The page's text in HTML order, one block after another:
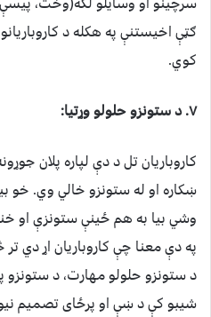
ګټې اخیستنې په هکله د
کوي.
۷. د ستونزو حلولو وړتیا:
کاروباریان تل د دې لپاره پلان
ښکاره او له ستونزو خالي وي. خو
وشي بیا به هم ځینې ستونزې او
په دې معنا چې کاروباریان اړ دي
د ستونزو حلولو مهارت، د ستونزو
شیبو کې د ښې او پرځای تصمیم